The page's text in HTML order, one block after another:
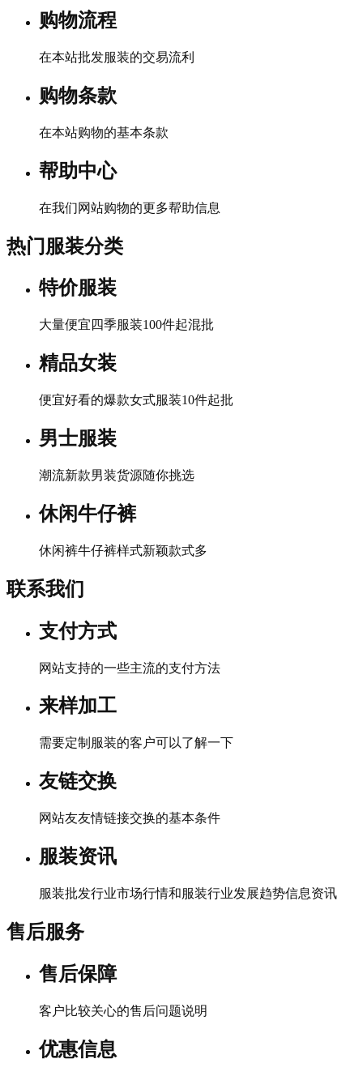
购物流程
在本站批发服装的交易流利
购物条款
在本站购物的基本条款
帮助中心
在我们网站购物的更多帮助信息
热门服装分类
特价服装
大量便宜四季服装100件起混批
精品女装
便宜好看的爆款女式服装10件起批
男士服装
潮流新款男装货源随你挑选
休闲牛仔裤
休闲裤牛仔裤样式新颖款式多
联系我们
支付方式
网站支持的一些主流的支付方法
来样加工
需要定制服装的客户可以了解一下
友链交换
网站友友情链接交换的基本条件
服装资讯
服装批发行业市场行情和服装行业发展趋势信息资讯
售后服务
售后保障
客户比较关心的售后问题说明
优惠信息